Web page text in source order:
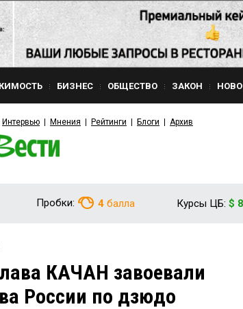
БИЗНЕС ОБЩЕСТВО ЗАКОН
Интервью Мнения Рейтинги Блоги Архив
Пробки: 4 балла Курсы ЦБ: $
КАЧАН завоевали
России по дзюдо